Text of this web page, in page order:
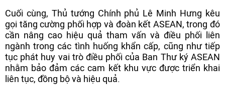
Cuối cùng, Thủ tướng Chính phủ Lê Minh Hưng kêu
gọi tăng cường phối hợp và đoàn kết ASEAN, trong đó
cần nâng cao hiệu quả tham vấn và điều phối liên
ngành trong các tình huống khẩn cấp, cũng như tiếp
tục phát huy vai trò điều phối của Ban Thư ký ASEAN
nhằm bảo đảm các cam kết khu vực được triển khai
liên tục, đồng bộ và hiệu quả.